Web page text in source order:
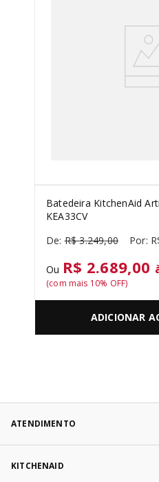
Batedeira KitchenAid
KEA33CV
R$ 3.249,00
Ou R$ 2.689,00
(com mais 10% OFF)
ADICIONAR
ATENDIMENTO
KITCHENAID